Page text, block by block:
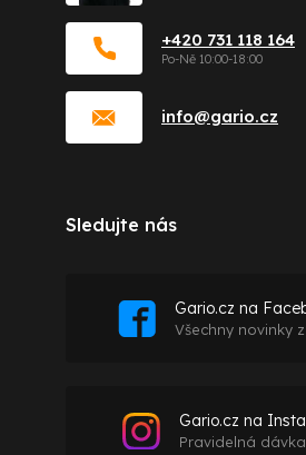
info@gario.cz
+420 731 118 164
Sledujte nás
Gario.cz na
Všechny novinky
Gario.cz na
Pravidelná